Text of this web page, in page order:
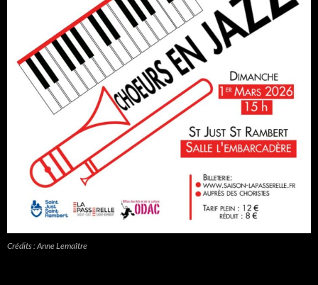
Crédits : Anne Lemaître